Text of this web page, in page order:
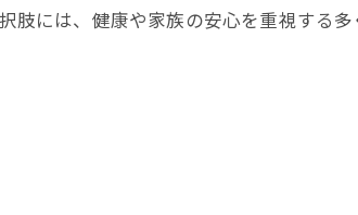
肢には、健康や家族の安心を重視する